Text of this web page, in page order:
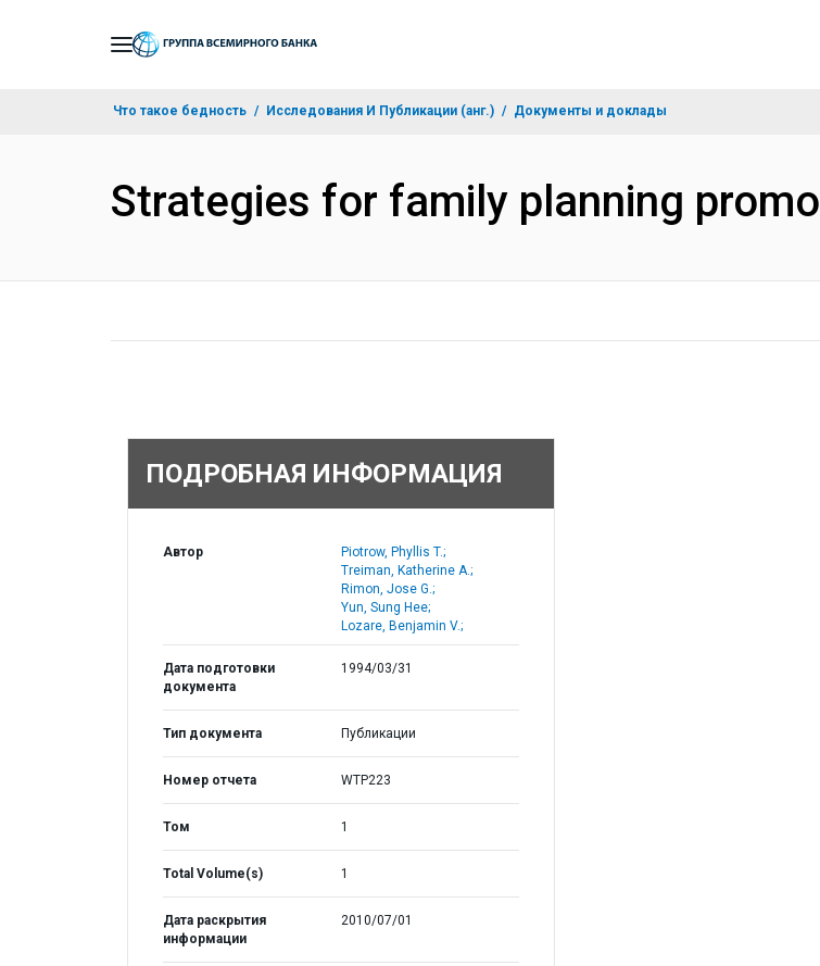
Что такое бедность Исследования И Публикации (анг.) Документы и доклады
Strategies for family planning
ПОДРОБНАЯ ИНФОРМАЦИЯ
Автор
Piotrow, Phyllis T.;
Treiman, Katherine A.;
Rimon, Jose G.;
Yun, Sung Hee;
Lozare, Benjamin V.;
Дата подготовки
документа
1994/03/31
Тип документа Публикации
Номер отчета WTP223
Том 1
Total Volume(s) 1
Дата раскрытия
информации
2010/07/01